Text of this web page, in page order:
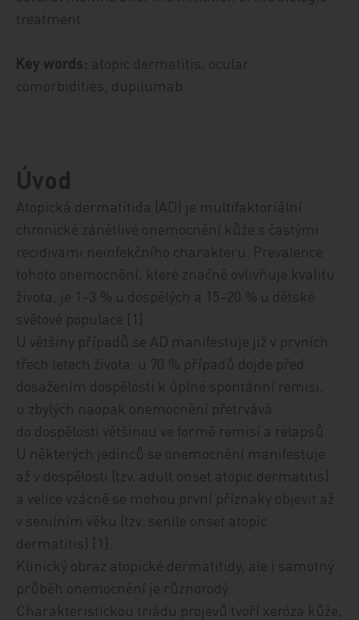
treatment.
Key words: atopic dermatitis, ocular
comorbidities, dupilumab
Úvod
Atopická dermatitida (AD) je multifaktoriální
chronické zánětlivé onemocnění kůže s častými
recidivami neinfekčního charakteru. Prevalence
tohoto onemocnění, které značně ovlivňuje kvalitu
života, je 1−3 % u dospělých a 15−20 % u dětské
světové populace [1].
U většiny případů se AD manifestuje již v prvních
třech letech života: u 70 % případů dojde před
dosažením dospělosti k úplné spontánní remisi,
u zbylých naopak onemocnění přetrvává
do dospělosti většinou ve formě remisí a relapsů.
U některých jedinců se onemocnění manifestuje
až v dospělosti (tzv. adult onset atopic dermatitis)
a velice vzácně se mohou první příznaky objevit až
v senilním věku (tzv. senile onset atopic
dermatitis) [1].
Klinický obraz atopické dermatitidy, ale i samotný
průběh onemocnění je různorodý.
Charakteristickou triádu projevů tvoří xeróza kůže,